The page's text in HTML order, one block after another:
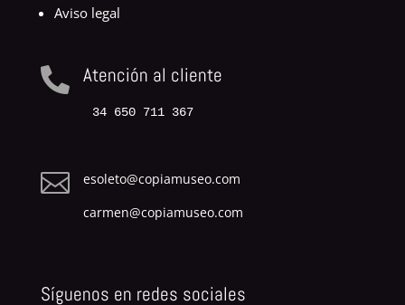
Aviso legal
 Atención al cliente
34 650 711 367

esoleto@copiamuseo.com
carmen@copiamuseo.com
Síguenos en redes sociales